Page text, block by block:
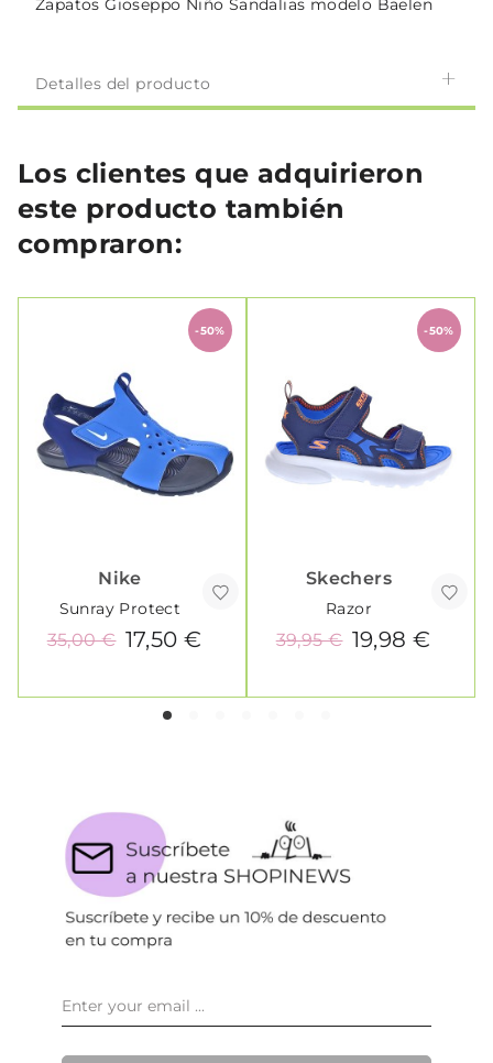
Zapatos Gioseppo Niño Sandalias modelo Baelen
Detalles del producto
Los clientes que adquirieron
este producto también
compraron:
-50%
Nike
Sunray Protect
17,50 €
35,00 €
-50%
Skechers
Razor
19,98 €
39,95 €